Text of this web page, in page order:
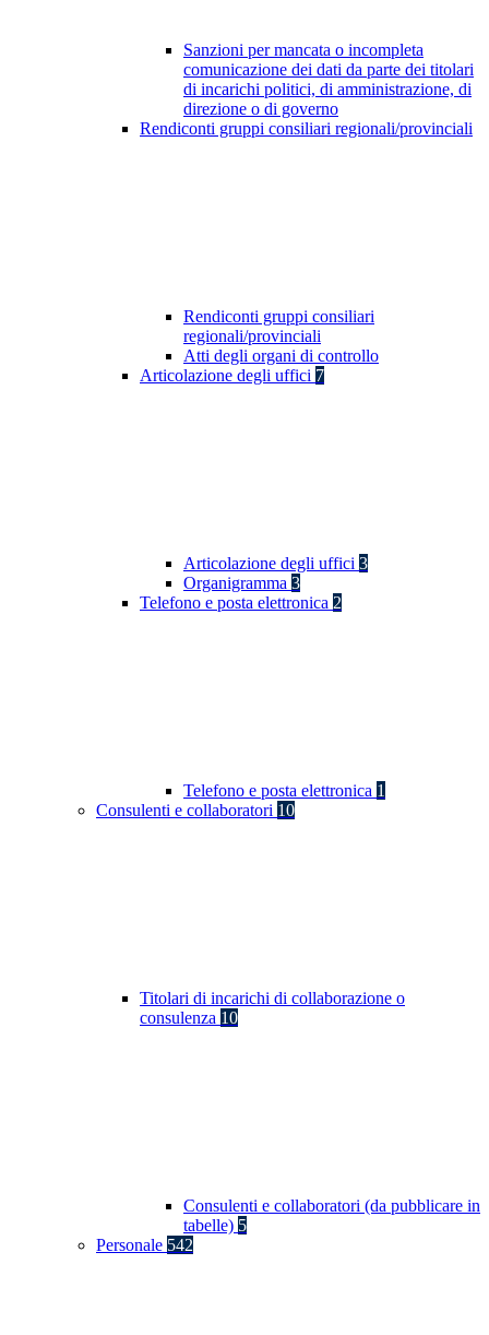
Sanzioni per mancata o incompleta
comunicazione dei dati da parte dei titolari
di incarichi politici, di amministrazione, di
direzione o di governo
Rendiconti gruppi consiliari regionali/provinciali
Rendiconti gruppi consiliari
regionali/provinciali
Atti degli organi di controllo
Articolazione degli uffici 7
Articolazione degli uffici 3
Organigramma 3
Telefono e posta elettronica 2
Telefono e posta elettronica 1
Consulenti e collaboratori 10
Titolari di incarichi di collaborazione o
consulenza 10
Consulenti e collaboratori (da pubblicare in
tabelle) 5
Personale 542